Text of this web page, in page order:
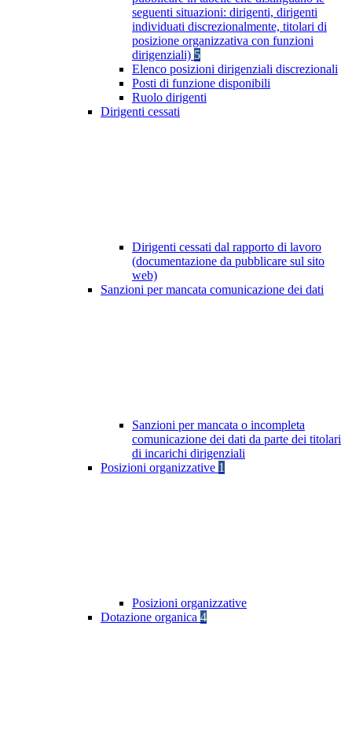
seguenti situazioni: dirigenti, dirigenti
individuati discrezionalmente, titolari di
posizione organizzativa con funzioni
dirigenziali) 5
Elenco posizioni dirigenziali discrezionali
Posti di funzione disponibili
Ruolo dirigenti
Dirigenti cessati
Dirigenti cessati dal rapporto di lavoro
(documentazione da pubblicare sul sito
web)
Sanzioni per mancata comunicazione dei dati
Sanzioni per mancata o incompleta
comunicazione dei dati da parte dei titolari
di incarichi dirigenziali
Posizioni organizzative 1
Posizioni organizzative
Dotazione organica 4